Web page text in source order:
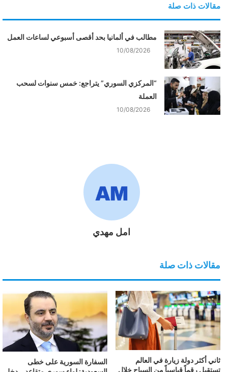
مقالات ذات صلة
مطالب في ألمانيا بحد أقصى أسبوعي لساعات العمل
10/08/2026
“المركزي السوري” يتراجع: خمس سنوات لسحب
العملة
10/08/2026
امل مهدي
مقالات ذات صلة
ثاني أكثر دولة زيارة في العالم
تستقبل رقماً قياسياً من السياح خلال
السفارة السورية على خطى